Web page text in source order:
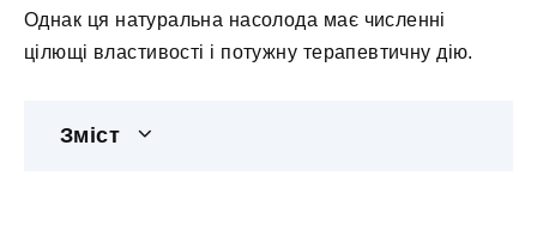
Однак ця натуральна насолода має численні
цілющі властивості і потужну терапевтичну дію.
Зміст